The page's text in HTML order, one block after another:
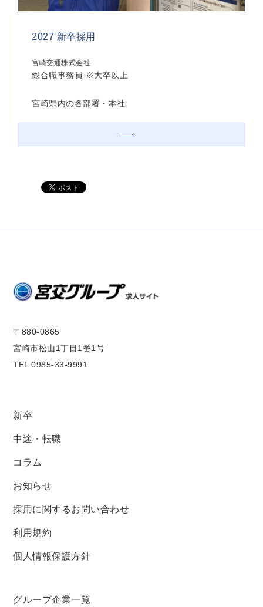
2027 新卒採用
宮崎交通株式会社
総合職事務員 ※大卒以上
宮崎県内の各部署・本社
〒880-0865
宮崎市松山1丁目1番1号
TEL 0985-33-9991
新卒
中途・転職
コラム
お知らせ
採用に関するお問い合わせ
利用規約
個人情報保護方針
グループ企業一覧